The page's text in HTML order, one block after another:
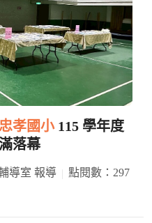
忠孝國小115 學年度
落幕
導室 報導
點閱數：297